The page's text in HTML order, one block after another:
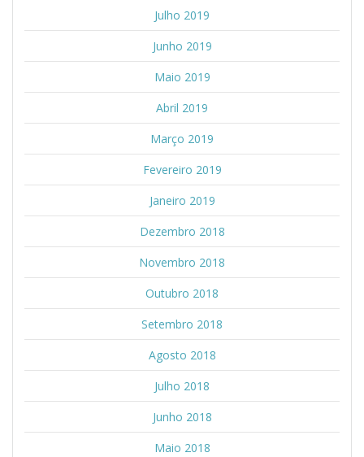
Julho 2019
Junho 2019
Maio 2019
Abril 2019
Março 2019
Fevereiro 2019
Janeiro 2019
Dezembro 2018
Novembro 2018
Outubro 2018
Setembro 2018
Agosto 2018
Julho 2018
Junho 2018
Maio 2018